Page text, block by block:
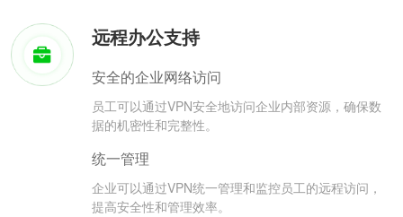
远程办公支持
安全的企业网络访问
员工可以通过VPN安全地访问企业内部资源，确保数
据的机密性和完整性。
统一管理
企业可以通过VPN统一管理和监控员工的远程访问，
提高安全性和管理效率。